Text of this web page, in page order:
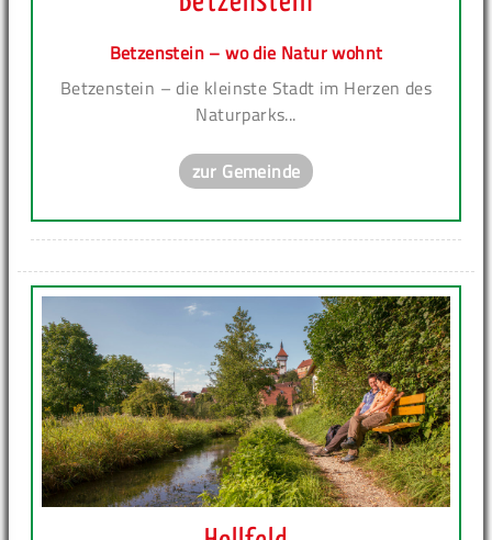
Betzenstein – wo die Natur wohnt
Betzenstein – die kleinste Stadt im Herzen des
Naturparks...
zur Gemeinde